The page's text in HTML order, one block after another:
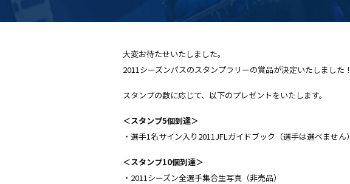
大変お待たせいたしました。
2011シーズンパスのスタンプラリーの賞品が決定いたしました！
スタンプの数に応じて、以下のプレゼントをいたします。
＜スタンプ5個到達＞
・選手1名サイン入り2011JFLガイドブック（選手は選べません）
＜スタンプ10個到達＞
・2011シーズン全選手集合生写真（非売品）